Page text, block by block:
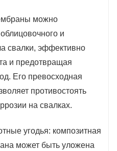
можно
и
свалки, эффективно
и предотвращая
Его превосходная
противостоять
на свалках.
угодья: композитная
может быть уложена